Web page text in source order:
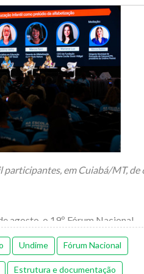
escolar
participantes, em Cuiabá/MT, de
agosto, o 19º Fórum Nacional
Undime Fórum Nacional
Estrutura e documentação